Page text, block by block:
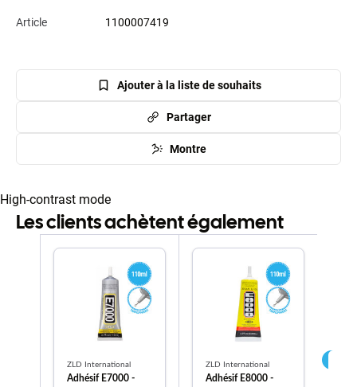
Article 1100007419
Ajouter à la liste de souhaits
Partager
Montre
High-contrast mode
Les clients achètent également
ZLD International
Adhésif E7000 -
ZLD International
Adhésif E8000 -